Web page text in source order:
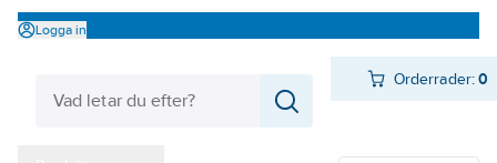
Logga in
Orderrader:0